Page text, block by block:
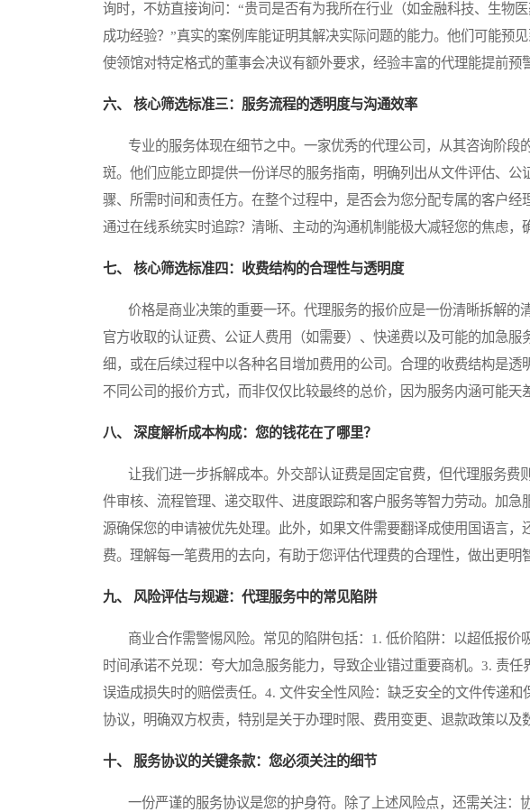
询时，不妨直接询问：“贵司是否有为我所在行业（如金融科技、生物
成功经验？”真实的案例库能证明其解决实际问题的能力。他们可能预
使领馆对特定格式的董事会决议有额外要求，经验丰富的代理能提前预
六、 核心筛选标准三：服务流程的透明度与沟通效率
专业的服务体现在细节之中。一家优秀的代理公司，从其咨询阶段
斑。他们应能立即提供一份详尽的服务指南，明确列出从文件评估、
骤、所需时间和责任方。在整个过程中，是否会为您分配专属的客户
通过在线系统实时追踪？清晰、主动的沟通机制能极大减轻您的焦虑，
七、 核心筛选标准四：收费结构的合理性与透明度
价格是商业决策的重要一环。代理服务的报价应是一份清晰拆解的
官方收取的认证费、公证人费用（如需要）、快递费以及可能的加急服
细，或在后续过程中以各种名目增加费用的公司。合理的收费结构是
不同公司的报价方式，而非仅仅比较最终的总价，因为服务内涵可能天
八、 深度解析成本构成：您的钱花在了哪里？
让我们进一步拆解成本。外交部认证费是固定官费，但代理服务费
件审核、流程管理、递交取件、进度跟踪和客户服务等智力劳动。加
源确保您的申请被优先处理。此外，如果文件需要翻译成使用国语言
费。理解每一笔费用的去向，有助于您评估代理费的合理性，做出更明
九、 风险评估与规避：代理服务中的常见陷阱
商业合作需警惕风险。常见的陷阱包括：1. 低价陷阱：以超低报价
时间承诺不兑现：夸大加急服务能力，导致企业错过重要商机。3. 责
误造成损失时的赔偿责任。4. 文件安全性风险：缺乏安全的文件传递
协议，明确双方权责，特别是关于办理时限、费用变更、退款政策以及
十、 服务协议的关键条款：您必须关注的细节
一份严谨的服务协议是您的护身符。除了上述风险点，还需关注：